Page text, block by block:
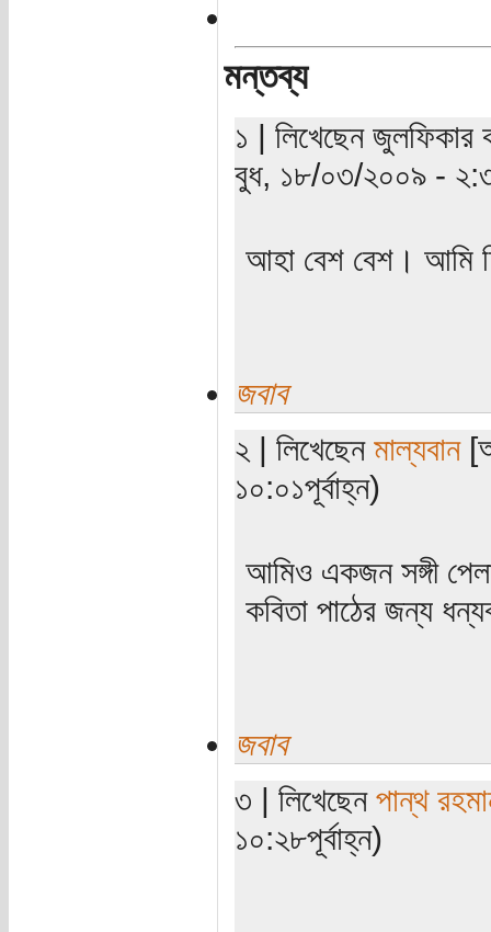
মন্তব্য
১ | লিখেছেন জুলফিকার
বুধ, ১৮/০৩/২০০৯ -
আহা বেশ বেশ। আমি
জবাব
২ | লিখেছেন মাল্যবান
১০:০১পূর্বাহ্ন)
আমিও একজন সঙ্গী
কবিতা পাঠের জন্য
জবাব
৩ | লিখেছেন পান্থ
১০:২৮পূর্বাহ্ন)